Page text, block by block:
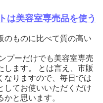
は美容室専売品を使う
のものに比べて質の高い
プーだけでも美容室専売
します。 とは言え、市販
なりますので、毎日では
してお使いいただくだけ
と思います。